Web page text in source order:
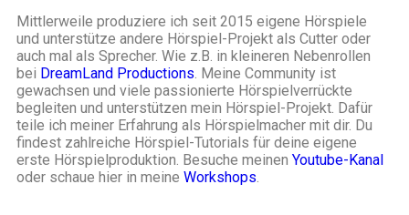
Mittlerweile produziere ich seit 2015 eigene Hörspiele
und unterstütze andere Hörspiel-Projekt als Cutter oder
auch mal als Sprecher. Wie z.B. in kleineren Nebenrollen
bei DreamLand Productions. Meine Community ist
gewachsen und viele passionierte Hörspielverrückte
begleiten und unterstützen mein Hörspiel-Projekt. Dafür
teile ich meiner Erfahrung als Hörspielmacher mit dir. Du
findest zahlreiche Hörspiel-Tutorials für deine eigene
erste Hörspielproduktion. Besuche meinen Youtube-Kanal
oder schaue hier in meine Workshops.